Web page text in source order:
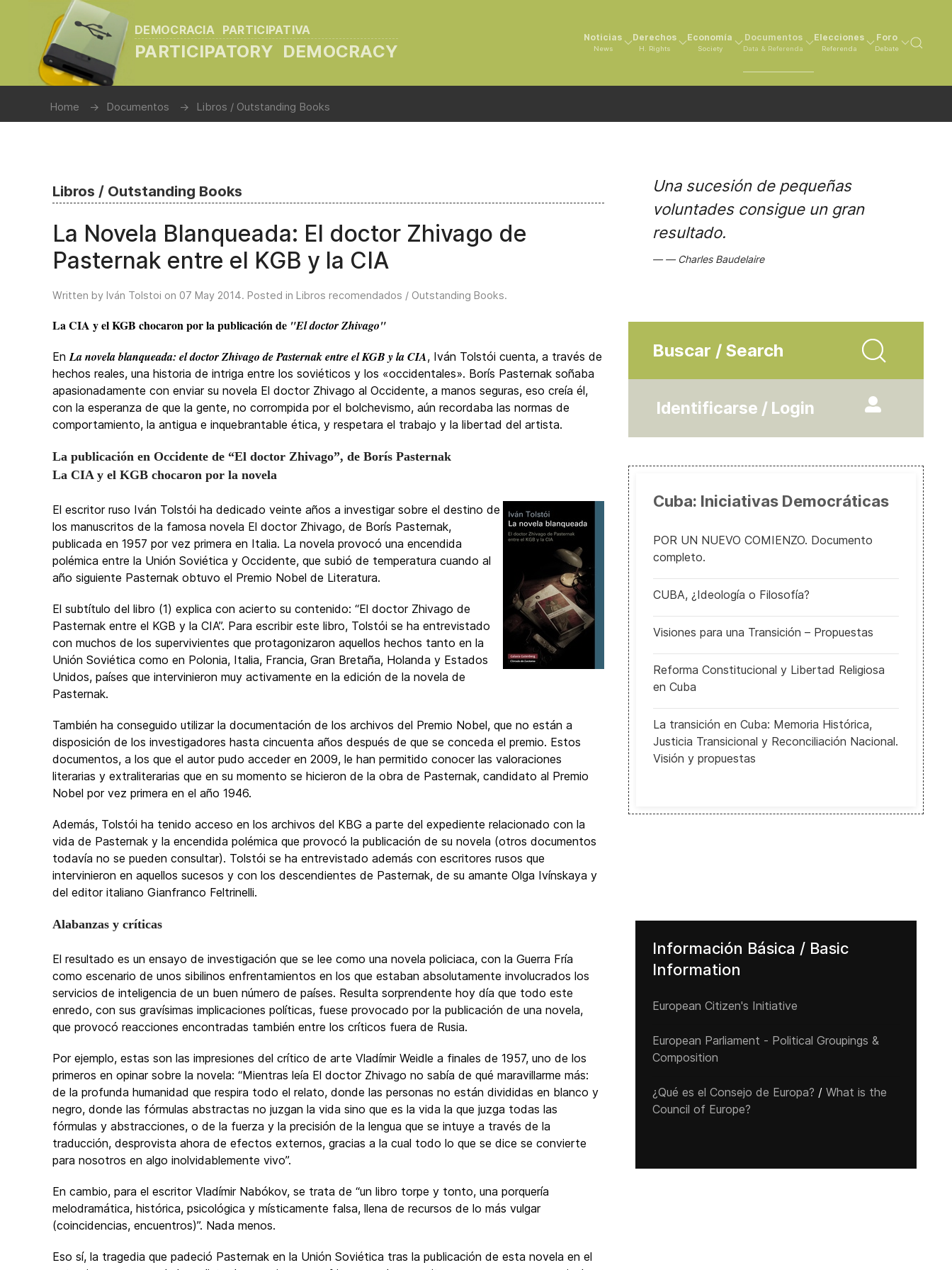
DEMOCRACIA PARTICIPATIVA
PARTICIPATORY DEMOCRACY
Noticias
News
Derechos
H. Rights
Economía
Society
Documentos
Data & Referenda
Elecciones
Referenda
Foro
Debate
Home Documentos Libros / Outstanding Books
Libros / Outstanding Books
La Novela Blanqueada: El doctor Zhivago de
Pasternak entre el KGB y la CIA
Written by Iván Tolstoi on 07 May 2014. Posted in Libros recomendados / Outstanding Books.
La CIA y el KGB chocaron por la publicación de "El doctor Zhivago"
EnLa novela blanqueada: el doctor Zhivago de Pasternak entre el KGB y la CIA, Iván Tolstói cuenta, a través de
hechos reales, una historia de intriga entre los soviéticos y los «occidentales». Borís Pasternak soñaba
apasionadamente con enviar su novela El doctor Zhivago al Occidente, a manos seguras, eso creía él,
con la esperanza de que la gente, no corrompida por el bolchevismo, aún recordaba las normas de
comportamiento, la antigua e inquebrantable ética, y respetara el trabajo y la libertad del artista.
La publicación en Occidente de “El doctor Zhivago”, de Borís Pasternak
La CIA y el KGB chocaron por la novela
El escritor ruso Iván Tolstói ha dedicado veinte años a investigar sobre el destino de
los manuscritos de la famosa novela El doctor Zhivago, de Borís Pasternak,
publicada en 1957 por vez primera en Italia. La novela provocó una encendida
polémica entre la Unión Soviética y Occidente, que subió de temperatura cuando al
año siguiente Pasternak obtuvo el Premio Nobel de Literatura.
El subtítulo del libro (1) explica con acierto su contenido: “El doctor Zhivago de
Pasternak entre el KGB y la CIA”. Para escribir este libro, Tolstói se ha entrevistado
con muchos de los supervivientes que protagonizaron aquellos hechos tanto en la
Unión Soviética como en Polonia, Italia, Francia, Gran Bretaña, Holanda y Estados
Unidos, países que intervinieron muy activamente en la edición de la novela de
Pasternak.
También ha conseguido utilizar la documentación de los archivos del Premio Nobel, que no están a
disposición de los investigadores hasta cincuenta años después de que se conceda el premio. Estos
documentos, a los que el autor pudo acceder en 2009, le han permitido conocer las valoraciones
literarias y extraliterarias que en su momento se hicieron de la obra de Pasternak, candidato al Premio
Nobel por vez primera en el año 1946.
Además, Tolstói ha tenido acceso en los archivos del KBG a parte del expediente relacionado con la
vida de Pasternak y la encendida polémica que provocó la publicación de su novela (otros documentos
todavía no se pueden consultar). Tolstói se ha entrevistado además con escritores rusos que
intervinieron en aquellos sucesos y con los descendientes de Pasternak, de su amante Olga Ivínskaya y
del editor italiano Gianfranco Feltrinelli.
Alabanzas y críticas
El resultado es un ensayo de investigación que se lee como una novela policiaca, con la Guerra Fría
como escenario de unos sibilinos enfrentamientos en los que estaban absolutamente involucrados los
servicios de inteligencia de un buen número de países. Resulta sorprendente hoy día que todo este
enredo, con sus gravísimas implicaciones políticas, fuese provocado por la publicación de una novela,
que provocó reacciones encontradas también entre los críticos fuera de Rusia.
Por ejemplo, estas son las impresiones del crítico de arte Vladímir Weidle a finales de 1957, uno de los
primeros en opinar sobre la novela: “Mientras leía El doctor Zhivago no sabía de qué maravillarme más:
de la profunda humanidad que respira todo el relato, donde las personas no están divididas en blanco y
negro, donde las fórmulas abstractas no juzgan la vida sino que es la vida la que juzga todas las
fórmulas y abstracciones, o de la fuerza y la precisión de la lengua que se intuye a través de la
traducción, desprovista ahora de efectos externos, gracias a la cual todo lo que se dice se convierte
para nosotros en algo inolvidablemente vivo”.
En cambio, para el escritor Vladímir Nabókov, se trata de “un libro torpe y tonto, una porquería
melodramática, histórica, psicológica y místicamente falsa, llena de recursos de lo más vulgar
(coincidencias, encuentros)”. Nada menos.
Eso sí, la tragedia que padeció Pasternak en la Unión Soviética tras la publicación de esta novela en el
Una sucesión de pequeñas
voluntades consigue un gran
resultado.
Charles Baudelaire
Buscar / Search
Identificarse / Login
Cuba: Iniciativas Democráticas
POR UN NUEVO COMIENZO. Documento
completo.
CUBA, ¿Ideología o Filosofía?
Visiones para una Transición – Propuestas
Reforma Constitucional y Libertad Religiosa
en Cuba
La transición en Cuba: Memoria Histórica,
Justicia Transicional y Reconciliación Nacional.
Visión y propuestas
Información Básica / Basic
Information
European Citizen's Initiative
European Parliament - Political Groupings &
Composition
¿Qué es el Consejo de Europa? / What is the
Council of Europe?